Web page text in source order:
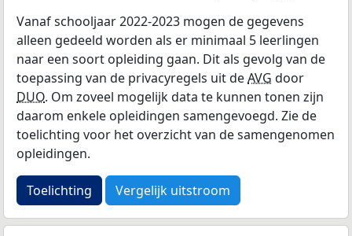
Vanaf schooljaar 2022-2023 mogen de gegevens
alleen gedeeld worden als er minimaal 5 leerlingen
naar een soort opleiding gaan. Dit als gevolg van de
toepassing van de privacyregels uit deAVG door
DUO. Om zoveel mogelijk data te kunnen tonen zijn
daarom enkele opleidingen samengevoegd. Zie de
toelichting voor het overzicht van de samengenomen
opleidingen.
Toelichting Vergelijk uitstroom